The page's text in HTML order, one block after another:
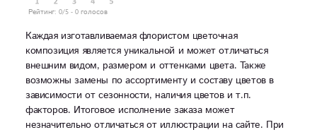
Рейтинг: 0/5 - 0 голосов
Каждая изготавливаемая флористом цветочная
композиция является уникальной и может отличаться
внешним видом, размером и оттенками цвета. Также
возможны замены по ассортименту и составу цветов в
зависимости от сезонности, наличия цветов и т.п.
факторов. Итоговое исполнение заказа может
незначительно отличаться от иллюстрации на сайте. При